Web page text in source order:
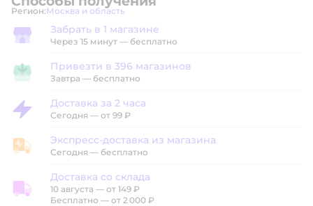
Регион: Выбор адреса доставки.
Москва и область
Забрать в магазине
Забрать в 1 магазине
Через 15 минут — бесплатно
Привезти в магазин
Привезти в 396 магазинов
Завтра — бесплатно
Доставка за 2 часа
Доставка за 2 часа
Сегодня — от 99 ₽
Экспресс-доставка из магазина
Экспресс-доставка из магазина
Сегодня — бесплатно
Доставка со склада
Доставка со склада
10 августа — от 149 ₽
Бесплатно — от 2 000 ₽